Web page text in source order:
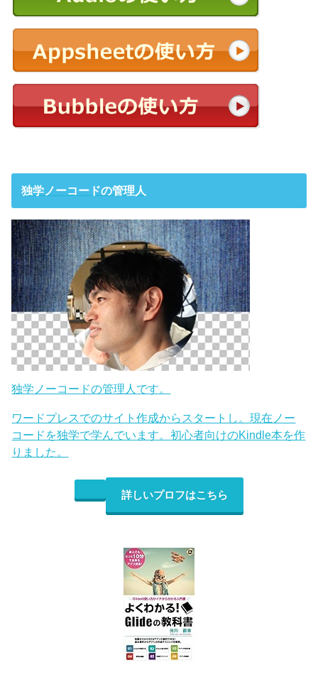
独学ノーコードの管理人
独学ノーコードの管理人です。
ワードプレスでのサイト作成からスタートし。現在ノー
コードを独学で学んでいます。初心者向けのKindle本を作
りました。
詳しいプロフはこちら